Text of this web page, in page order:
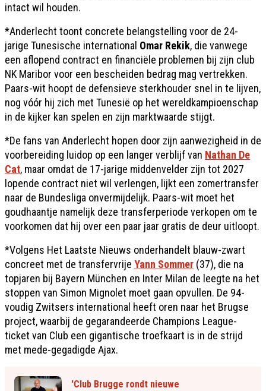
intact wil houden.
*Anderlecht toont concrete belangstelling voor de 24-
jarige Tunesische international Omar Rekik, die vanwege
een aflopend contract en financiële problemen bij zijn club
NK Maribor voor een bescheiden bedrag mag vertrekken.
Paars-wit hoopt de defensieve sterkhouder snel in te lijven,
nog vóór hij zich met Tunesië op het wereldkampioenschap
in de kijker kan spelen en zijn marktwaarde stijgt.
*De fans van Anderlecht hopen door zijn aanwezigheid in de
voorbereiding luidop op een langer verblijf van Nathan De
Cat, maar omdat de 17-jarige middenvelder zijn tot 2027
lopende contract niet wil verlengen, lijkt een zomertransfer
naar de Bundesliga onvermijdelijk. Paars-wit moet het
goudhaantje namelijk deze transferperiode verkopen om te
voorkomen dat hij over een paar jaar gratis de deur uitloopt.
*Volgens Het Laatste Nieuws onderhandelt blauw-zwart
concreet met de transfervrije Yann Sommer (37), die na
topjaren bij Bayern München en Inter Milan de leegte na het
stoppen van Simon Mignolet moet gaan opvullen. De 94-
voudig Zwitsers international heeft oren naar het Brugse
project, waarbij de gegarandeerde Champions League-
ticket van Club een gigantische troefkaart is in de strijd
met mede-gegadigde Ajax.
'Club Brugge rondt nieuwe